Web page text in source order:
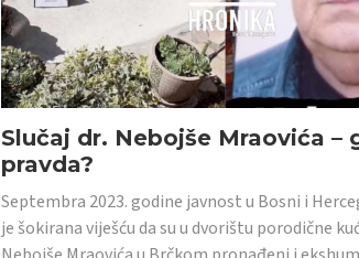
Slučaj dr. Nebojše Mraovića –
pravda?
Septembra 2023. godine javnost u Bosni i
je šokirana viješću da su u dvorištu porodične